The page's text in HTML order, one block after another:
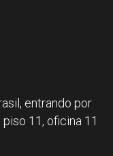
entrando por
piso 11, oficina 11